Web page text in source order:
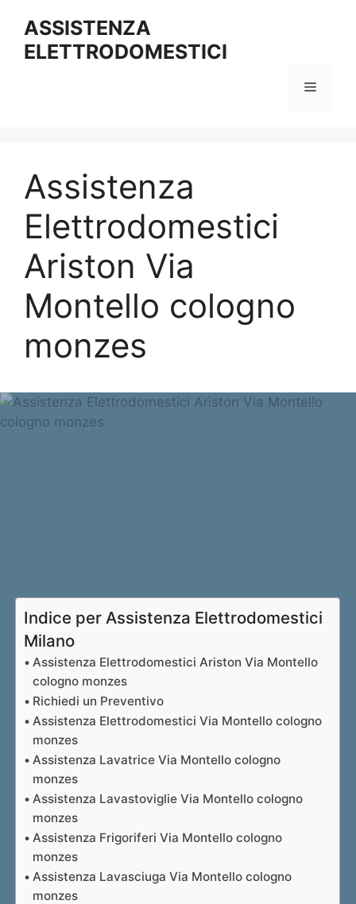
contenuto
ASSISTENZA
ELETTRODOMESTICI
Menu
Assistenza
Elettrodomestici
Ariston Via
Montello cologno
monzes
Indice per Assistenza Elettrodomestici
Milano
Assistenza Elettrodomestici Ariston Via Montello
cologno monzes
Richiedi un Preventivo
Assistenza Elettrodomestici Via Montello cologno
monzes
Assistenza Lavatrice Via Montello cologno
monzes
Assistenza Lavastoviglie Via Montello cologno
monzes
Assistenza Frigoriferi Via Montello cologno
monzes
Assistenza Lavasciuga Via Montello cologno
monzes